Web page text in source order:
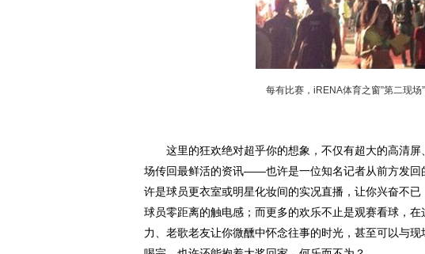
每有比赛，iRENA体育之窗”第二现场”
这里的狂欢绝对超乎你的想象，不仅有超大的高清屏
场传回最鲜活的资讯——也许是一位知名记者从前方发回
许是球员更衣室或明星化妆间的实况直播，让你兴奋不
球员零距离的触电感；而更多的欢乐不止是观赛看球，
力、老歌老友让你微醺中怀念往事的时光，甚至可以与